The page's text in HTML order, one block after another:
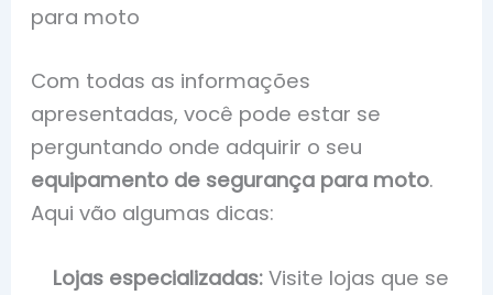
para moto
Com todas as informações
apresentadas, você pode estar se
perguntando onde adquirir o seu
equipamento de segurança para moto.
Aqui vão algumas dicas:
Lojas especializadas: Visite lojas que se